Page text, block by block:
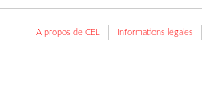
A propos de CEL Informations légales